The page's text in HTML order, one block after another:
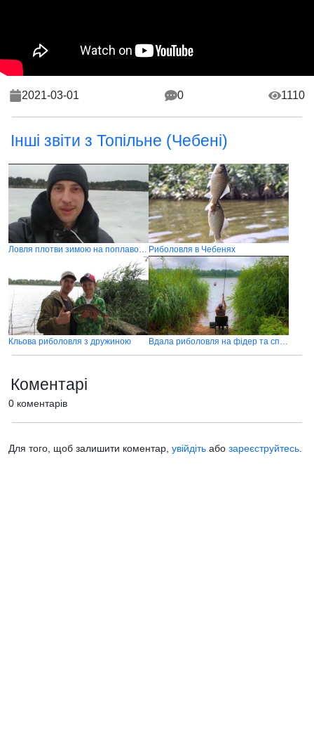
2021-03-01 0 1110
Інші звіти з Топільне (Чебені)
Ловля плотви зимою на поплавок 2021 Риболовля в Чебенях
Кльова риболовля з дружиною Вдала риболовля на фідер та спінінг в Чебенях
Коментарі
0 коментарів
Для того, щоб залишити коментар, увійдіть або зареєструйтесь